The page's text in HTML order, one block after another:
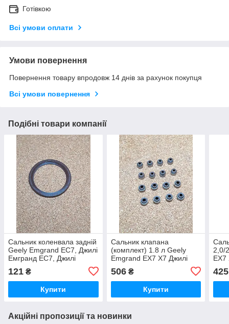
Готівкою
Всі умови оплати
Умови повернення
Повернення товару впродовж 14 днів за рахунок покупця
Всі умови повернення
Подібні товари компанії
Сальник коленвала задній
Geely Emgrand EC7, Джилі
Емгранд ЕС7, Джилі
121 ₴
Купити
Сальник клапана
(комплект) 1.8 л Geely
Emgrand EX7 X7 Джилі
Емгранд ЄХ7
506₴
Купити
2,0/
EX7
425
Акційні пропозиції та новинки